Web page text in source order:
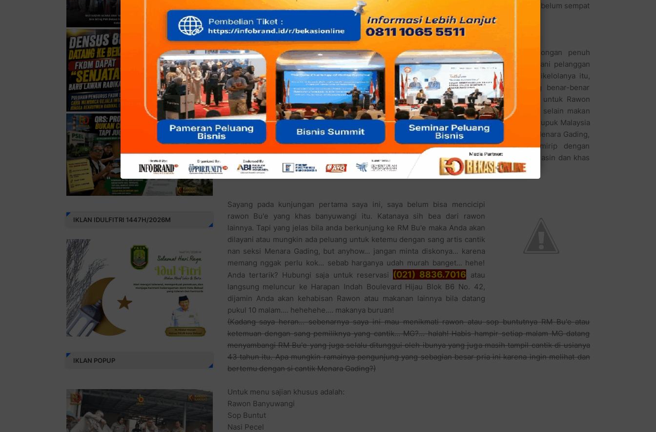
beberapa album musik dangdut dan lagu berbahasa jawa timuran serta sebuah lagu yang belum sempat
diedarkan, sepertinya mencoba beralih kesibukan menjadi wirausaha kuliner.
Untungnya sang anak Menara Gading memberikan dorongan penuh
kepadanya. Kini tinggal memfokuskan diri mencoba melayani pelanggan
dari berbagai strata. Wajar saja bila rumah makan yang dikelolanya itu,
menyajikan sajian khas Banyuwangi dengan harga yang benar-benar
terjangkau. Nggak percaya? Bisa ngebayangin gak, masak untuk Rawon
saja, dipatok cuma Rp.10.000,- per porsi. Nikmatnya lagi, selain makan
pokok yang berat, ada tambahan makanan ringan seperti kerupuk Malaysia
(itu pun menurut pengakuan mbak Nara, panggilan akrab Menara Gading,
kepada kelanakuliner.com). Kerupuk Malaysia hampir mirip dengan
kerupuk legendar bentuknya atau kerupuk tempe, tapi rasanya dominan iklan laut, gurih asin dan khas
ikan lah!
Sayang pada kunjungan pertama saya ini, saya belum bisa mencicipi
rawon Bu'e yang khas banyuwangi itu. Katanaya sih bea dari rawon
lainnya. Tapi yang jelas bila anda berkunjung ke RM Bu'e maka Anda akan
dilayani atau mungkin ada peluang untuk ketemu dengan sang artis cantik
nan seksi Menara Gading, but anyhow... jangan minta diskonya... karena
memang nggak perlu kok... sebab harganya udah murah banget... hehe!
Anda tertarik? Hubungi saja untuk reservasi (021) 8836.7016 atau
langsung meluncur ke Harapan Indah Boulevard Hijau Blok B6 No. 42,
dijamin Anda akan kehabisan Rawon atau makanan lainnya bila datang
pukul 10 malam.... hehehehe.... makanya buruan!
(Kadang saya heran... sebenarnya saya ini mau menikmati rawon atau sop buntutnya RM Bu'e atau
ketemuan dengan sang pemiliknya yang cantik... MG?... halah! Habis hampir setiap malam MG datang
menyambangi RM Bu'e yang juga selalu ditunggui oleh ibunya yang juga masih tampil cantik di usianya
43 tahun itu. Apa mungkin ramainya pengunjung yang sebagian besar pria ini karena ingin melihat dan
bertemu dengan si cantik Menara Gading?)
Untuk menu sajian khusus adalah:
Rawon Banyuwangi
Sop Buntut
Nasi Pecel
IKLAN IDULFITRI 1447H/2026M
IKLAN POPUP